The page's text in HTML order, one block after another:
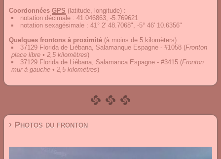
Coordonnées GPS (latitude, longitude) :
notation décimale : 41.046863, -5.769621
notation sexagésimale : 41° 2' 48.7068", -5° 46' 10.6356"
Quelques frontons à proximité (à moins de 5 kilomèters)
37129 Florida de Liébana, Salamanque Espagne - #1058 (Fronton
place libre • 2,5 kilomètres)
37129 Florida de Liébana, Salamanca Espagne - #3415 (Fronton
mur à gauche • 2,5 kilomètres)
› Photos du fronton